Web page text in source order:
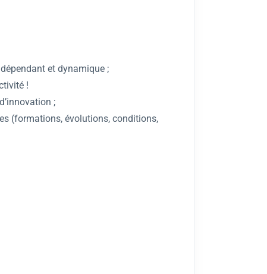
et dynamique ;
!
;
(formations, évolutions, conditions,